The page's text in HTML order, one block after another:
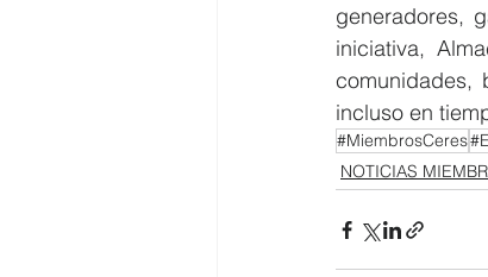
generadores,
iniciativa,
comunidades,
incluso en
#MiembrosCeres
NOTICIAS